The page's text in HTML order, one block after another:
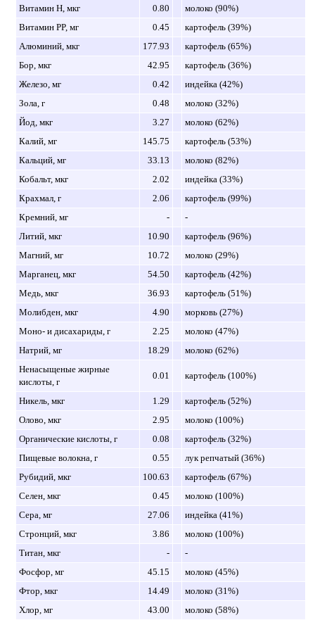
Витамин H, мкг 0.80
молоко (90%)
Витамин PP, мг
0.45
картофель (39%)
Алюминий, мкг
177.93
картофель (65%)
Бор, мкг
42.95
картофель (36%)
Железо, мг
0.42
индейка (42%)
Зола, г
0.48
молоко (32%)
Йод, мкг
3.27
молоко (62%)
Калий, мг
145.75
картофель (53%)
Кальций, мг
33.13
молоко (82%)
Кобальт, мкг
2.02
индейка (33%)
Крахмал, г
2.06
картофель (99%)
Кремний, мг
-
-
Литий, мкг
10.90
картофель (96%)
Магний, мг
10.72
молоко (29%)
Марганец, мкг
54.50
картофель (42%)
Медь, мкг
36.93
картофель (51%)
Молибден, мкг
4.90
морковь (27%)
Моно- и дисахариды, г
2.25
молоко (47%)
Натрий, мг
18.29
молоко (62%)
Ненасыщеные жирные
кислоты, г
0.01 картофель (100%)
Никель, мкг 1.29
картофель (52%)
Олово, мкг
2.95
молоко (100%)
Органические кислоты, г
0.08
картофель (32%)
Пищевые волокна, г
0.55
лук репчатый (36%)
Рубидий, мкг
100.63
картофель (67%)
Селен, мкг
0.45
молоко (100%)
Сера, мг
27.06
индейка (41%)
Стронций, мкг
3.86
молоко (100%)
Титан, мкг
-
-
Фосфор, мг
45.15
молоко (45%)
Фтор, мкг
14.49
молоко (31%)
Хлор, мг
43.00
молоко (58%)